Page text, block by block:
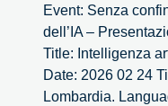
Event: Senza
dell’IA –
Title: Intelligenza
Date: 2026 02 24
Lombardia.